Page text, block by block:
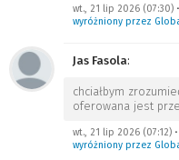
wt., 21 lip 2026 (07:30) •
wyróżniony przez
Jas Fasola:
chciałbym
oferowana jest
wt., 21 lip 2026 (07:12) •
wyróżniony przez